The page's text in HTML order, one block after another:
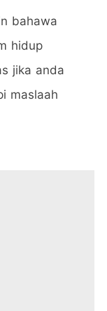
bahawa
hidup
jika anda
maslaah